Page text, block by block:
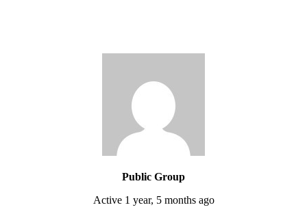
Public Group
Active 1 year, 5 months ago